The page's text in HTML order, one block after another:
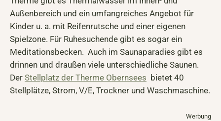
Außenbereich und ein umfangreiches Angebot für
Kinder u. a. mit Reifenrutsche und einer eigenen
Spielzone. Für Ruhesuchende gibt es sogar ein
Meditationsbecken. Auch im Saunaparadies gibt es
drinnen und draußen viele unterschiedliche Saunen.
Der Stellplatz der Therme Obernsees bietet 40
Stellplätze, Strom, V/E, Trockner und Waschmaschine.
Werbung